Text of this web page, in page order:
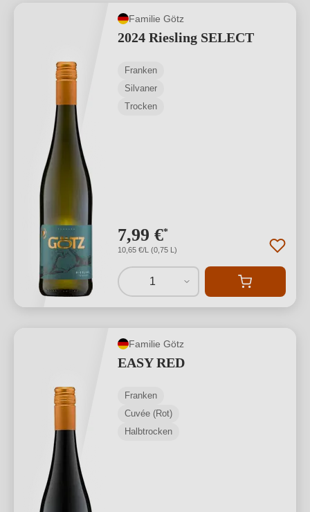
Familie Götz
2024 Riesling SELECT
Franken
Silvaner
Trocken
7,99 €*
10,65 €/L (0,75 L)
1
Familie Götz
EASY RED
Franken
Cuvée (Rot)
Halbtrocken